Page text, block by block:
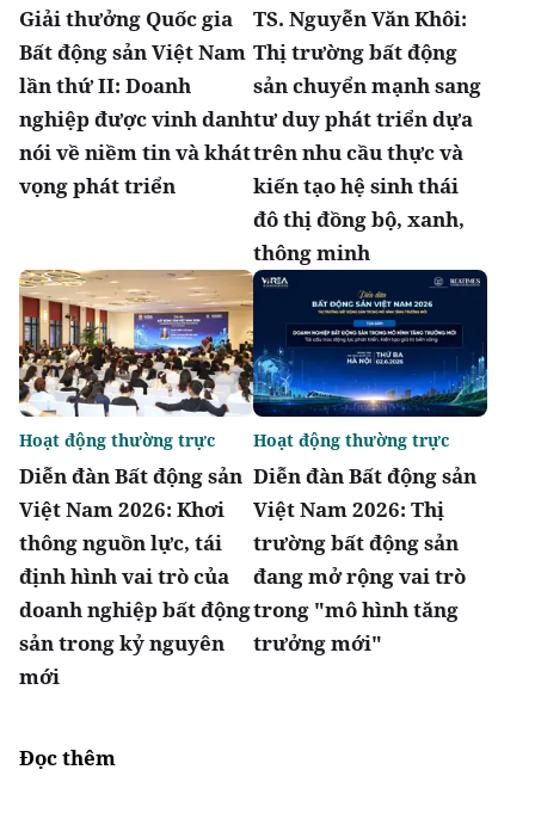
Giải thưởng Quốc gia
Bất động sản Việt Nam
lần thứ II: Doanh
nghiệp được vinh danh
nói về niềm tin và khát
vọng phát triển
TS. Nguyễn Văn Khôi:
Thị trường bất động
sản chuyển mạnh sang
tư duy phát triển dựa
trên nhu cầu thực và
kiến tạo hệ sinh thái
đô thị đồng bộ, xanh,
thông minh
Diễn đàn Bất động sản
Việt Nam 2026: Khơi
thông nguồn lực, tái
định hình vai trò của
doanh nghiệp bất động
sản trong kỷ nguyên
mới
Hoạt động thường trực
Diễn đàn Bất động sản
Việt Nam 2026: Thị
trường bất động sản
đang mở rộng vai trò
trong "mô hình tăng
trưởng mới"
Hoạt động thường trực
Đọc thêm